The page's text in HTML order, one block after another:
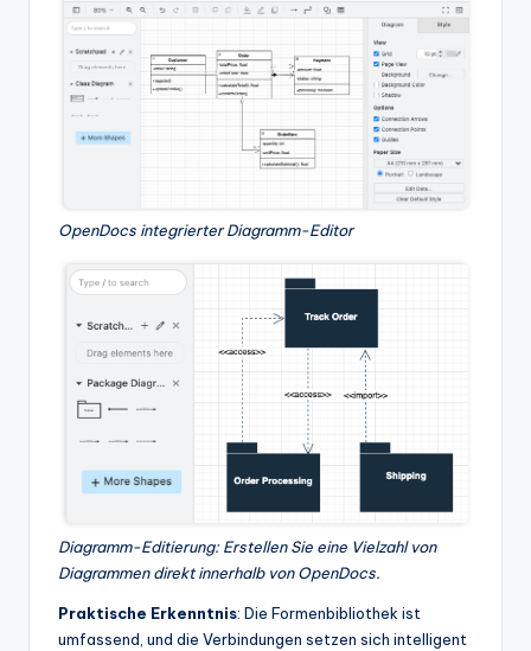
OpenDocs integrierter Diagramm-Editor
Diagramm-Editierung: Erstellen Sie eine Vielzahl von
Diagrammen direkt innerhalb von OpenDocs.
Praktische Erkenntnis: Die Formenbibliothek ist
umfassend, und die Verbindungen setzen sich intelligent